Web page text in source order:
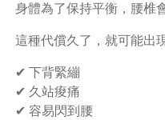
身體為了保持平衡，腰椎
這種代償久了，就可能出
✔ 下背緊繃
✔ 久站痠痛
✔ 容易閃到腰